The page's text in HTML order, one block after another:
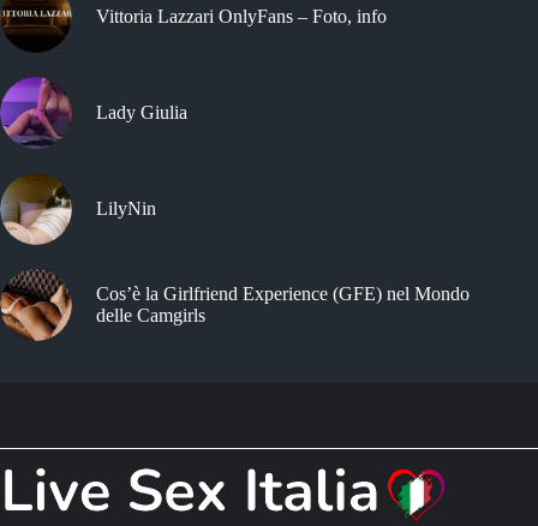
Vittoria Lazzari OnlyFans – Foto, info
Lady Giulia
LilyNin
Cos’è la Girlfriend Experience (GFE) nel Mondo
delle Camgirls